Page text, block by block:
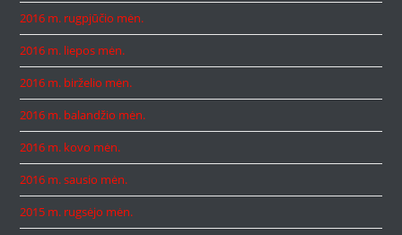
2016 m. rugpjūčio mėn.
2016 m. liepos mėn.
2016 m. birželio mėn.
2016 m. balandžio mėn.
2016 m. kovo mėn.
2016 m. sausio mėn.
2015 m. rugsėjo mėn.